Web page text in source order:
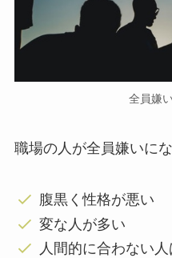
全員嫌
職場の人が全員嫌いに
腹黒く性格が悪い
変な人が多い
人間的に合わない人